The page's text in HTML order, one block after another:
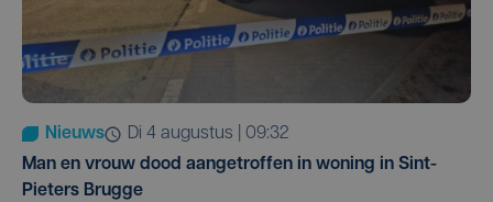
Nieuws
di 4 augustus | 09:32
Man en vrouw dood aangetroffen in woning in Sint-
Pieters Brugge